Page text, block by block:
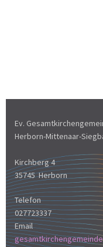
Ev.
Herborn-Mittenaar-
Kirchberg 4
35745 Herborn
Telefon
027723337
Email